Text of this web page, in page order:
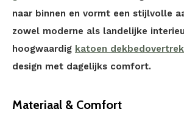
naar binnen en vormt een stijlvolle
zowel moderne als landelijke
hoogwaardig katoen dekbedovertrek
design met dagelijks comfort.
Materiaal & Comfort